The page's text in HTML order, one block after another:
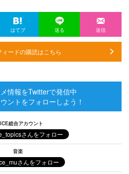
はてブ 送る 送信
ードの購読はこちら
情報をTwitterで発信中
ントをフォローしよう！
総合アカウント
音楽